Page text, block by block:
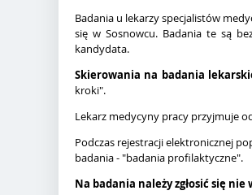
Badania u lekarzy specjalistów
się w Sosnowcu. Badania te są
kandydata.
Skierowania na badania
kroki".
Lekarz medycyny pracy przyjmuje
Podczas rejestracji elektronicznej
badania - "badania profilaktyczne".
Na badania należy zgłosić się